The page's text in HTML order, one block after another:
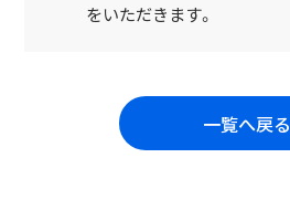
をいただきます。
一覧へ戻る